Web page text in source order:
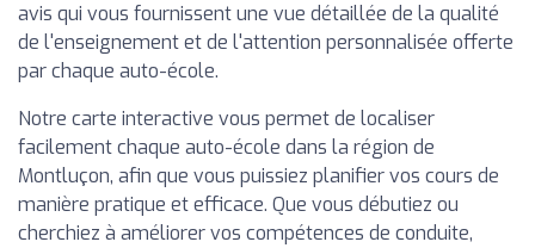
avis qui vous fournissent une vue détaillée de la qualité
de l'enseignement et de l'attention personnalisée offerte
par chaque auto-école.
Notre carte interactive vous permet de localiser
facilement chaque auto-école dans la région de
Montluçon, afin que vous puissiez planifier vos cours de
manière pratique et efficace. Que vous débutiez ou
cherchiez à améliorer vos compétences de conduite,